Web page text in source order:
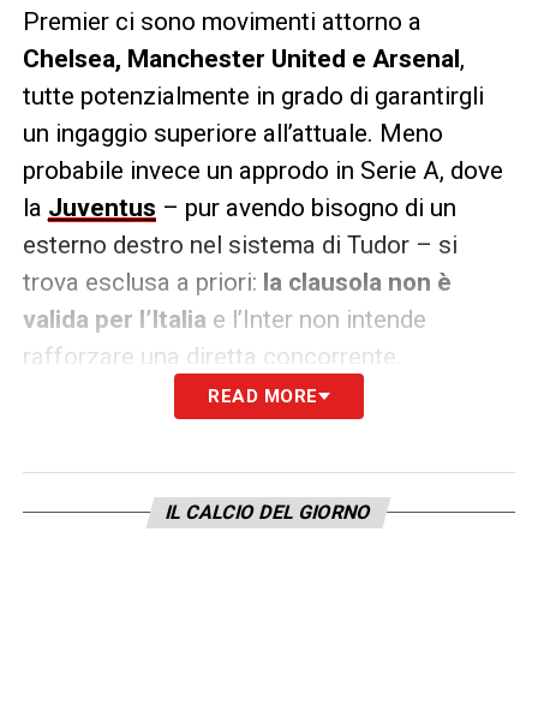
Premier ci sono movimenti attorno a
Chelsea, Manchester United e Arsenal,
tutte potenzialmente in grado di garantirgli
un ingaggio superiore all’attuale. Meno
probabile invece un approdo in Serie A, dove
la Juventus – pur avendo bisogno di un
esterno destro nel sistema di Tudor – si
trova esclusa a priori: la clausola non è
valida per l’Italia e l’Inter non intende
rafforzare una diretta concorrente.
Fino al 15 luglio, Dumfries rappresenta
trattativa passerà per la volontà dell’Inter.
READ MORE
IL CALCIO DEL GIORNO